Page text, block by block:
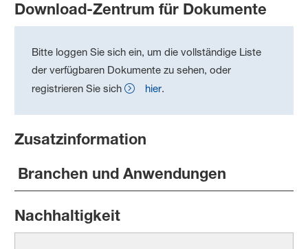
Download-Zentrum für Dokumente
Bitte loggen Sie sich ein, um die vollständige Liste
der verfügbaren Dokumente zu sehen, oder
registrieren Sie sich
hier.
Zusatzinformation
Branchen und Anwendungen
Nachhaltigkeit